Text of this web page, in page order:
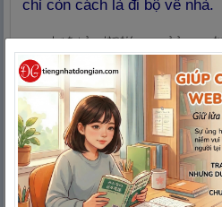
chỉ còn cách là đi bộ về nhà.
⑩ 社長
TRƯỜNG, TRƯỞNG,
TRƯỚNG
しゃちょう
が決断
けつだん
した上
うえ
は、
い。
→ Vì giám đốc đã quyết nên
chỉ có nước thực hiện mà
Quảng cáo giúp Tiếng Nhật Đơn Giản
Xin lỗi
vì đã làm phiền mọi người!